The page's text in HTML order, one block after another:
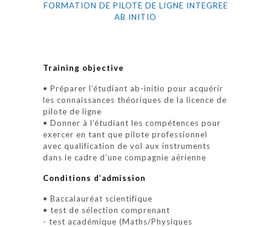
FORMATION DE PILOTE DE LIGNE INTEGREE
AB INITIO
Training objective
• Préparer l’étudiant ab-initio pour acquérir
les connaissances théoriques de la licence de
pilote de ligne
• Donner à l’étudiant les compétences pour
exercer en tant que pilote professionnel
avec qualification de vol aux instruments
dans le cadre d’une compagnie aérienne
Conditions d’admission
• Baccalauréat scientifique
• test de sélection comprenant
- test académique (Maths/Physiques